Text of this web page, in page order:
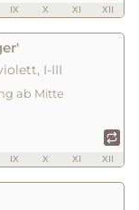
IX X XI XII
I-III
ab Mitte
IX X XI XII